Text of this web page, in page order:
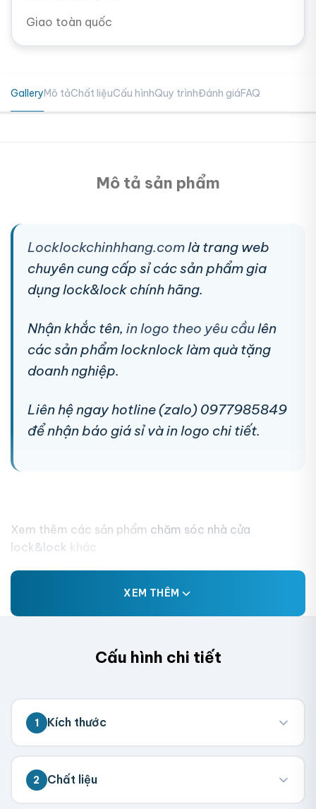
Giao toàn quốc
GalleryMô tảChất liệuCấu hìnhQuy trìnhĐánh giáFAQ
Mô tả sản phẩm
Locklockchinhhang.comlà trang web
chuyên cung cấp sỉ các sản phẩm gia
dụng lock&lock chính hãng.
Nhận khắc tên, in logo theo yêu cầulên
các sản phẩm locknlock làm quà tặng
doanh nghiệp.
Liên hệ ngay hotline (zalo) 0977985849
để nhận báo giá sỉ và in logo chi tiết.
Xem thêm các sản phẩm chăm sóc nhà cửa
lock&lock khác
XEM THÊM
Cấu hình chi tiết
1 Kích thước
💡 Đo kích thước bên trong hộp (nơi chứa
sản phẩm). Chúng tôi sẽ tính toán kích
2 Chất liệu